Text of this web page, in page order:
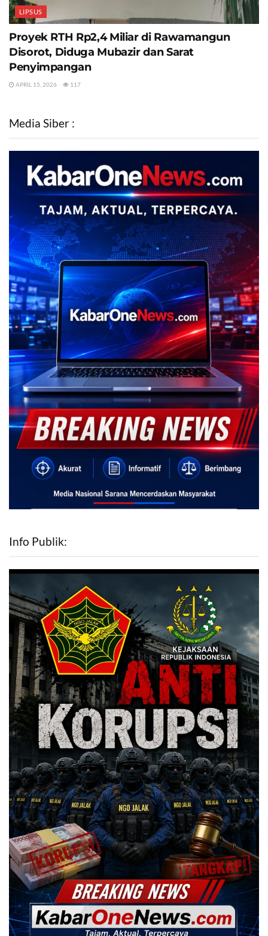
LIPSUS
Proyek RTH Rp2,4 Miliar di Rawamangun
Disorot, Diduga Mubazir dan Sarat
Penyimpangan
APRIL 15, 2026 117
Media Siber :
Info Publik: